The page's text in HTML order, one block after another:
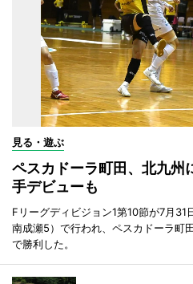
見る・遊ぶ
ペスカドーラ町田、北九
手デビューも
Fリーグディビジョン1第10節が7月
南成瀬5）で行われ、ペスカドーラ町
で勝利した。